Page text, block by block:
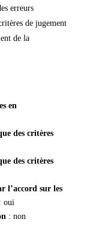
erreurs
de jugement
de la
en
des critères
des critères
l’accord sur les
: oui
: non